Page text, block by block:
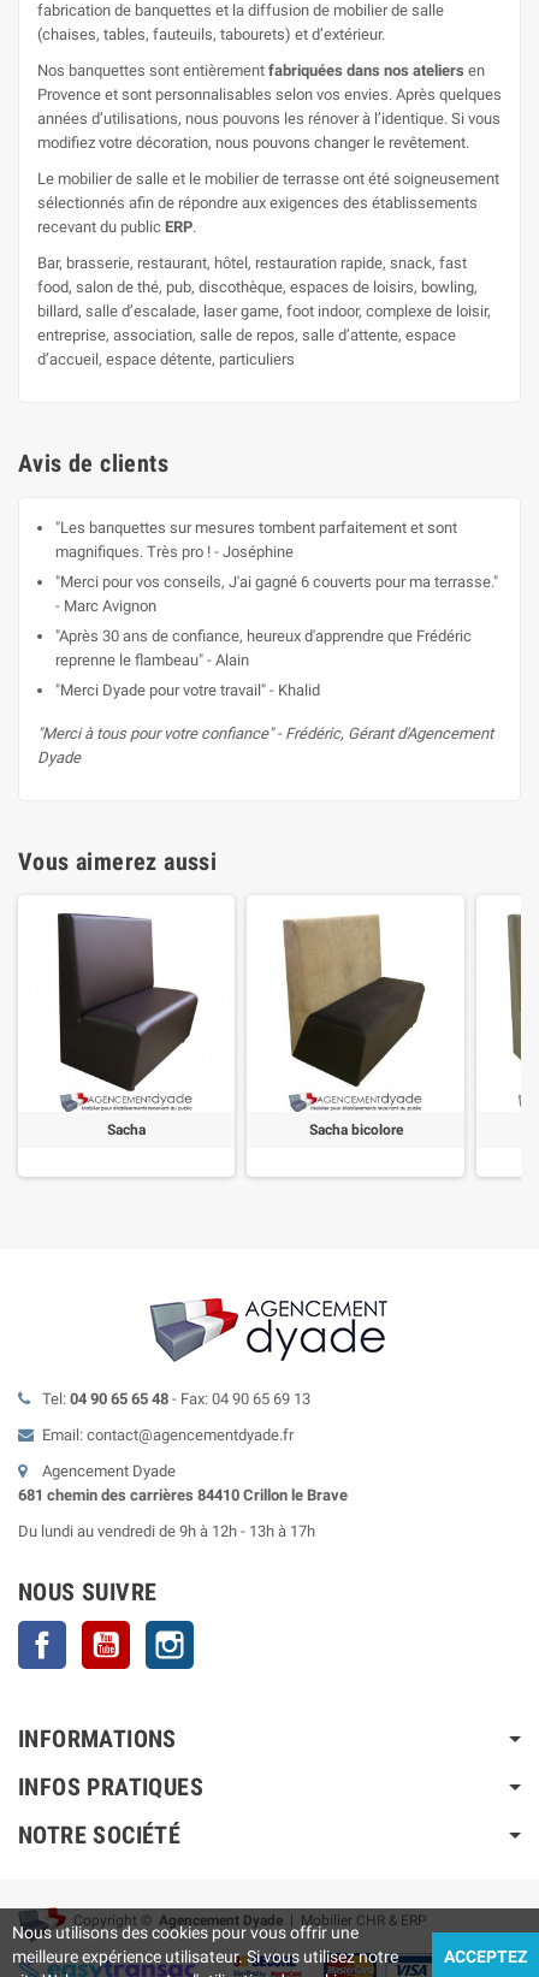
fabrication de banquettes et la diffusion de mobilier de salle
(chaises, tables, fauteuils, tabourets) et d’extérieur.
Nos banquettes sont entièrement fabriquées dans nos ateliers en
Provence et sont personnalisables selon vos envies. Après quelques
années d’utilisations, nous pouvons les rénover à l’identique. Si vous
modifiez votre décoration, nous pouvons changer le revêtement.
Le mobilier de salle et le mobilier de terrasse ont été soigneusement
sélectionnés afin de répondre aux exigences des établissements
recevant du public ERP.
Bar, brasserie, restaurant, hôtel, restauration rapide, snack, fast
food, salon de thé, pub, discothèque, espaces de loisirs, bowling,
billard, salle d’escalade, laser game, foot indoor, complexe de loisir,
entreprise, association, salle de repos, salle d’attente, espace
d’accueil, espace détente, particuliers
Avis de clients
"Les banquettes sur mesures tombent parfaitement et sont
magnifiques. Très pro ! - Joséphine
"Merci pour vos conseils, J'ai gagné 6 couverts pour ma terrasse."
- Marc Avignon
"Après 30 ans de confiance, heureux d'apprendre que Frédéric
reprenne le flambeau" - Alain
"Merci Dyade pour votre travail" - Khalid
"Merci à tous pour votre confiance" - Frédéric, Gérant d'Agencement
Dyade
Vous aimerez aussi
Sacha Sacha bicolore
Tel: 04 90 65 65 48 - Fax: 04 90 65 69 13
Email: contact@agencementdyade.fr
Agencement Dyade
681 chemin des carrières 84410 Crillon le Brave
Du lundi au vendredi de 9h à 12h - 13h à 17h
NOUS SUIVRE
Facebook YouTube
INFORMATIONS
INFOS PRATIQUES
NOTRE SOCIÉTÉ
Copyright © Agencement Dyade | Mobilier CHR & ERP
Nous utilisons des cookies pour vous offrir une
meilleure expérience utilisateur. Si vous utilisez notre
ACCEPTEZ